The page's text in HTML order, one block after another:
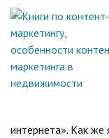
интернета». Как же